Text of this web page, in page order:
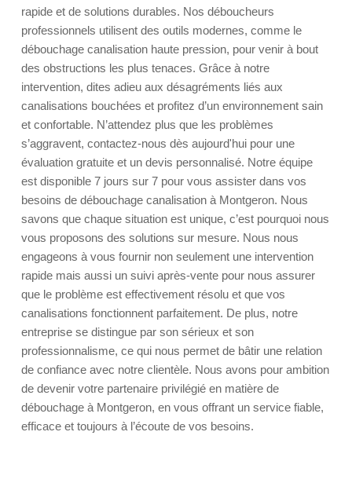
rapide et de solutions durables. Nos déboucheurs
professionnels utilisent des outils modernes, comme le
débouchage canalisation haute pression, pour venir à bout
des obstructions les plus tenaces. Grâce à notre
intervention, dites adieu aux désagréments liés aux
canalisations bouchées et profitez d’un environnement sain
et confortable. N’attendez plus que les problèmes
s’aggravent, contactez-nous dès aujourd'hui pour une
évaluation gratuite et un devis personnalisé. Notre équipe
est disponible 7 jours sur 7 pour vous assister dans vos
besoins de débouchage canalisation à Montgeron. Nous
savons que chaque situation est unique, c’est pourquoi nous
vous proposons des solutions sur mesure. Nous nous
engageons à vous fournir non seulement une intervention
rapide mais aussi un suivi après-vente pour nous assurer
que le problème est effectivement résolu et que vos
canalisations fonctionnent parfaitement. De plus, notre
entreprise se distingue par son sérieux et son
professionnalisme, ce qui nous permet de bâtir une relation
de confiance avec notre clientèle. Nous avons pour ambition
de devenir votre partenaire privilégié en matière de
débouchage à Montgeron, en vous offrant un service fiable,
efficace et toujours à l’écoute de vos besoins.